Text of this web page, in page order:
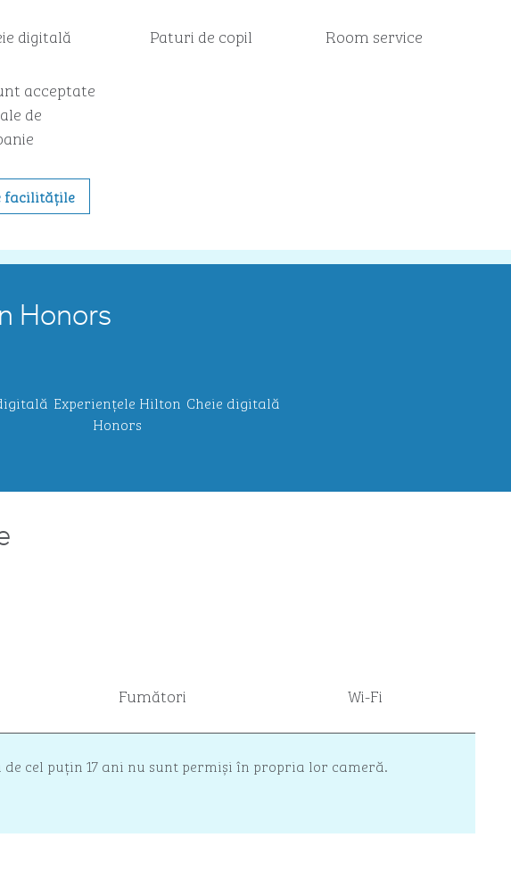
digitală Paturi de copil Room service
acceptate
de
facilitățile
Honors
Experiențele Hilton
Honors
Cheie digitală
Fumători Wi-Fi
cel puțin 17 ani nu sunt permiși în propria lor cameră.